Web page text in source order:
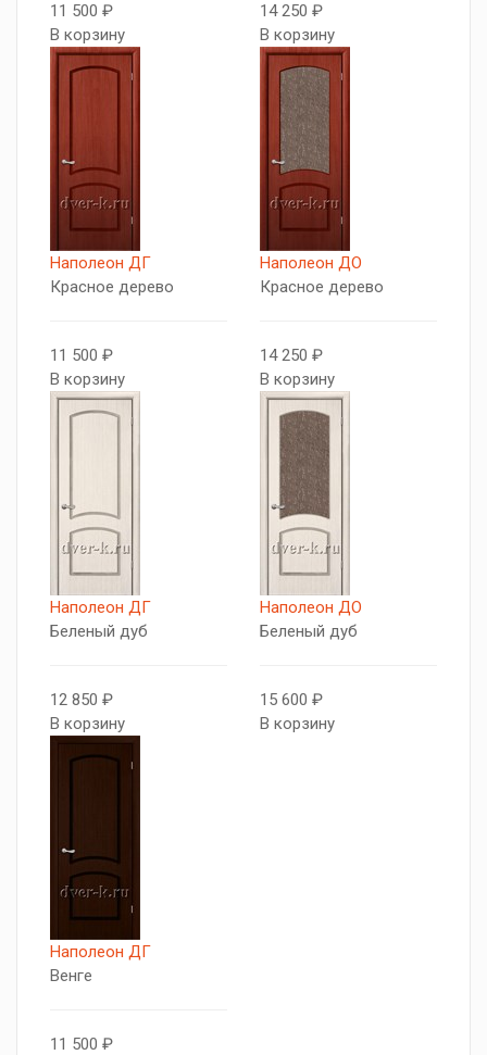
11 500 ₽
В корзину
14 250 ₽
В корзину
Наполеон ДГ
Красное дерево
11 500 ₽
В корзину
Наполеон ДО
Красное дерево
14 250 ₽
В корзину
Наполеон ДГ
Беленый дуб
12 850 ₽
В корзину
Наполеон ДО
Беленый дуб
15 600 ₽
В корзину
Наполеон ДГ
Венге
11 500 ₽